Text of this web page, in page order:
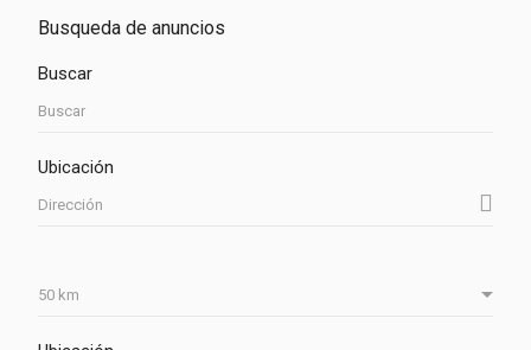
Busqueda de anuncios
Buscar
Ubicación